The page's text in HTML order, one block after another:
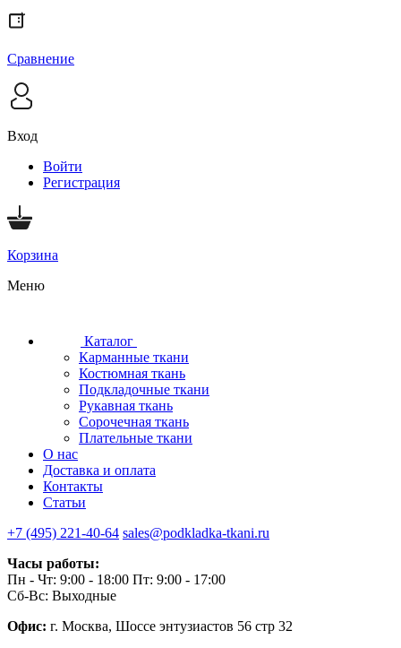
Сравнение
Вход
Войти
Регистрация
Корзина
Меню
Каталог
Карманные ткани
Костюмная ткань
Подкладочные ткани
Рукавная ткань
Сорочечная ткань
Плательные ткани
О нас
Доставка и оплата
Контакты
Статьи
+7 (495) 221-40-64 sales@podkladka-tkani.ru
Часы работы:
Пн - Чт: 9:00 - 18:00 Пт: 9:00 - 17:00
Сб-Вс: Выходные
Офис: г. Москва, Шоссе энтузиастов 56 стр 32